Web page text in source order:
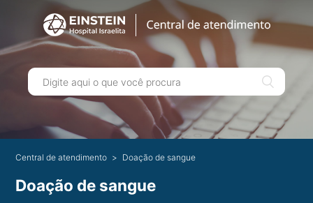
Central de atendimento Doação de sangue
Doação de sangue